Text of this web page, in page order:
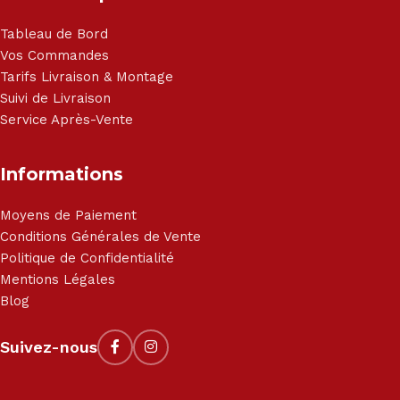
Tableau de Bord
Vos Commandes
Tarifs Livraison & Montage
Suivi de Livraison
Service Après-Vente
Informations
Moyens de Paiement
Conditions Générales de Vente
Politique de Confidentialité
Mentions Légales
Blog
Suivez-nous